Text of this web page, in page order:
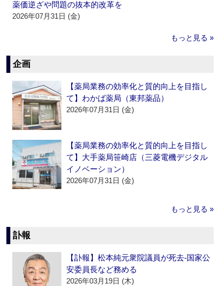
薬価逆ざや問題の抜本的改革を
2026年07月31日 (金)
もっと見る »
企画
【薬局業務の効率化と質的向上を目指し
て】わかば薬局（東邦薬品）
2026年07月31日 (金)
【薬局業務の効率化と質的向上を目指し
て】大手薬局笹崎店（三菱電機デジタル
イノベーション）
2026年07月31日 (金)
もっと見る »
訃報
【訃報】松本純元衆院議員が死去‐国家公
安委員長など務める
2026年03月19日 (木)